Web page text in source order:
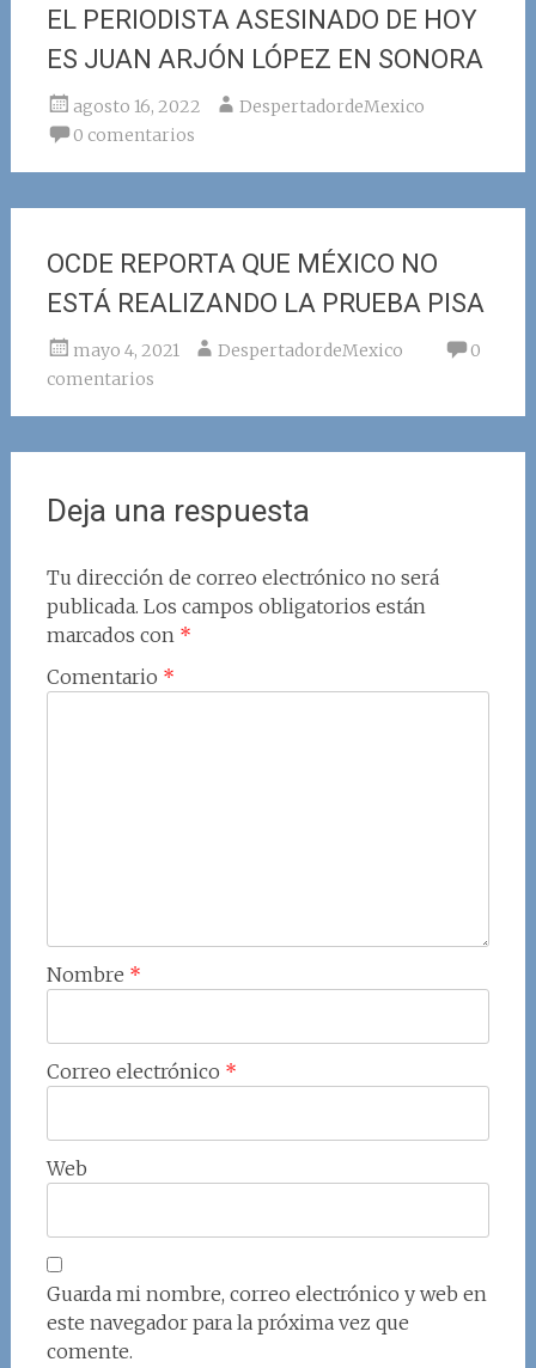
EL PERIODISTA ASESINADO DE HOY
ES JUAN ARJÓN LÓPEZ EN SONORA
agosto 16, 2022
DespertadordeMexico
0 comentarios
OCDE REPORTA QUE MÉXICO NO
ESTÁ REALIZANDO LA PRUEBA PISA
mayo 4, 2021 DespertadordeMexico
0
comentarios
Deja una respuesta
Tu dirección de correo electrónico no será
publicada. Los campos obligatorios están
marcados con *
Comentario *
Nombre *
Correo electrónico *
Web
Guarda mi nombre, correo electrónico y web en
este navegador para la próxima vez que
comente.